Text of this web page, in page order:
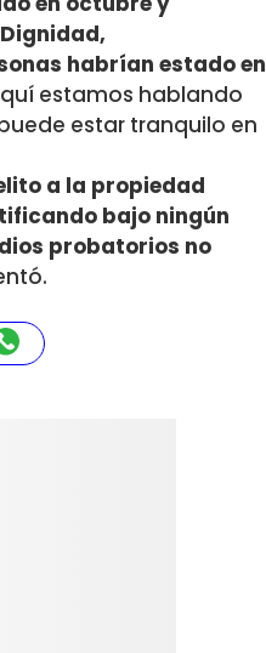
habrían estado en
estamos hablando
estar tranquilo en
a la propiedad
bajo ningún
probatorios no